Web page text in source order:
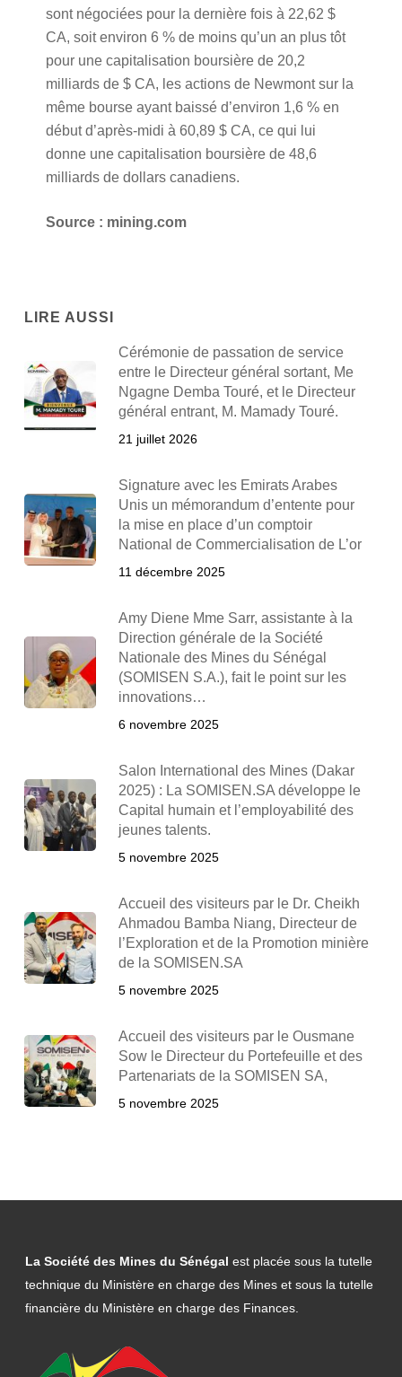
sont négociées pour la dernière fois à 22,62 $
CA, soit environ 6 % de moins qu’un an plus tôt
pour une capitalisation boursière de 20,2
milliards de $ CA, les actions de Newmont sur la
même bourse ayant baissé d’environ 1,6 % en
début d’après-midi à 60,89 $ CA, ce qui lui
donne une capitalisation boursière de 48,6
milliards de dollars canadiens.
Source : mining.com
LIRE AUSSI
Cérémonie de passation de service
entre le Directeur général sortant, Me
Ngagne Demba Touré, et le Directeur
général entrant, M. Mamady Touré.
21 juillet 2026
Signature avec les Emirats Arabes
Unis un mémorandum d’entente pour
la mise en place d’un comptoir
National de Commercialisation de L’or
11 décembre 2025
Amy Diene Mme Sarr, assistante à la
Direction générale de la Société
Nationale des Mines du Sénégal
(SOMISEN S.A.), fait le point sur les
innovations…
6 novembre 2025
Salon International des Mines (Dakar
2025) : La SOMISEN.SA développe le
Capital humain et l’employabilité des
jeunes talents.
5 novembre 2025
Accueil des visiteurs par le Dr. Cheikh
Ahmadou Bamba Niang, Directeur de
l’Exploration et de la Promotion minière
de la SOMISEN.SA
5 novembre 2025
Accueil des visiteurs par le Ousmane
Sow le Directeur du Portefeuille et des
Partenariats de la SOMISEN SA,
5 novembre 2025
La Société des Mines du Sénégal est placée sous la tutelle
technique du Ministère en charge des Mines et sous la tutelle
financière du Ministère en charge des Finances.